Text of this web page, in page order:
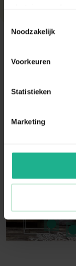
de
Noodzakelijk
Voorkeuren
Statistieken
Marketing